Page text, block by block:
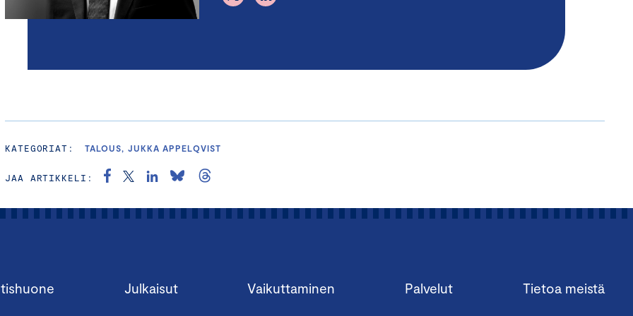
KATEGORIAT: TALOUS, JUKKA APPELQVIST
JAA ARTIKKELI:
Julkaisut Vaikuttaminen Palvelut Tietoa meistä